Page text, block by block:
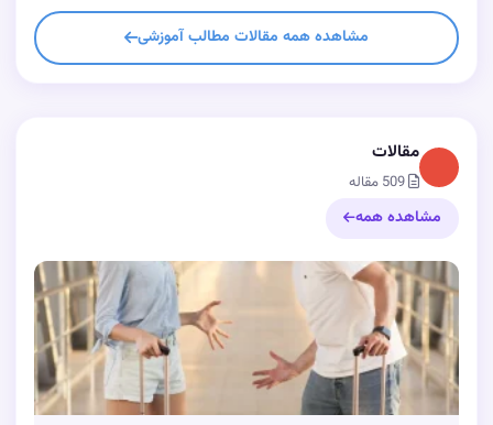
مشاهده همه مقالات مطالب آموزشی
مقالات
مشاهده همه